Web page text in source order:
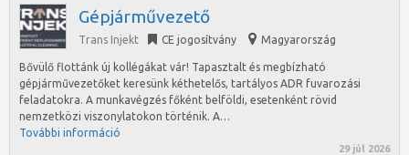
Gépjárművezető
Trans Injekt CE jogosítvány Magyarország
Bővülő flottánk új kollégákat vár! Tapasztalt és megbízható
gépjárművezetőket keresünk kéthetelős, tartályos ADR fuvarozási
feladatokra. A munkavégzés főként belföldi, esetenként rövid
nemzetközi viszonylatokon történik. A…
További információ
29 júl 2026